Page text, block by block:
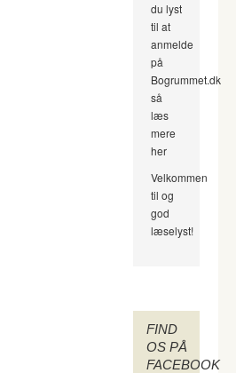
du lyst
til at
anmelde
på
Bogrummet.dk
så
læs
mere
her
Velkommen
til og
god
læselyst!
FIND
OS PÅ
FACEBOOK